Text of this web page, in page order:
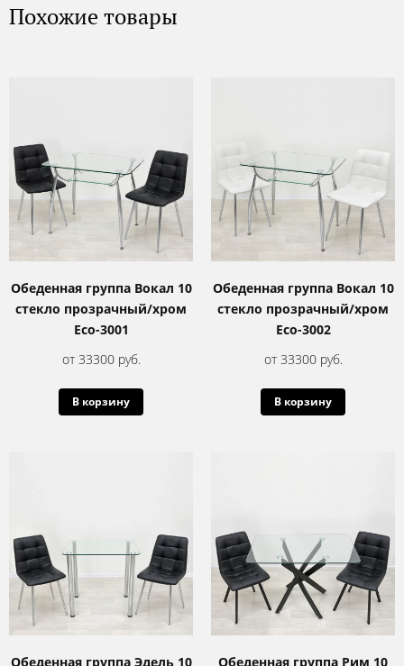
Похожие товары
Обеденная группа Вокал 10
стекло прозрачный/хром
Eco-3001
от 33300 руб.
В корзину
Обеденная группа Вокал 10
стекло прозрачный/хром
Eco-3002
от 33300 руб.
В корзину
Обеденная группа Эдель 10
Обеденная группа Рим 10